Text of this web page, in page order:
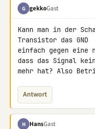
G gekkoGast
Kann man in der
Transistor das GND
einfach gegen eine
dass das Signal
mehr hat? Also
Antwort
H HansGast